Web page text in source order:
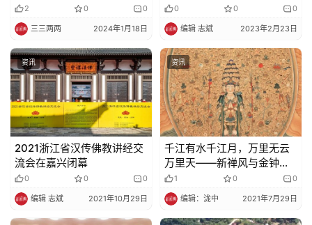
2 0 0
三三两两 2024年1月18日
0 0 0
编辑 志斌 2023年2月23日
资讯
2021浙江省汉传佛教讲经交
流会在嘉兴闭幕
0 0 0
编辑 志斌 2021年10月29日
资讯
千江有水千江月，万里无云
万里天——新禅风与金钟阁
禅寺恭迎观音菩萨成道日，
携手百万物命大放生
1 0 0
编辑：泷中 2021年7月29日